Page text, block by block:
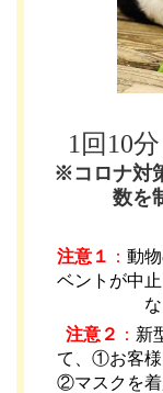
1回10
※コロナ対
数を
注意１ ：動
ベントが中
注意２ ： 新
て、①お客様
②マスクを